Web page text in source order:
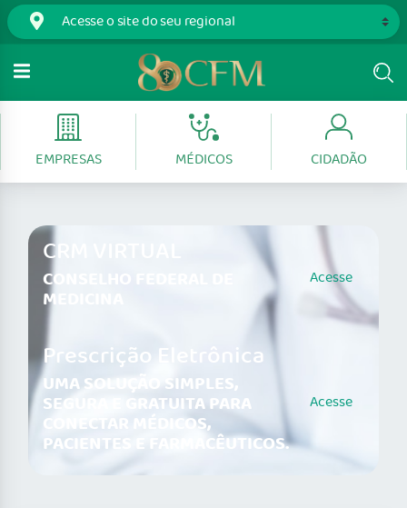
EMPRESAS MÉDICOS CIDADÃO
CRM VIRTUAL
CONSELHO FEDERAL DE
MEDICINA
Acesse
Prescrição Eletrônica
UMA SOLUÇÃO SIMPLES,
SEGURA E GRATUITA PARA
CONECTAR MÉDICOS,
PACIENTES E FARMACÊUTICOS.
Acesse